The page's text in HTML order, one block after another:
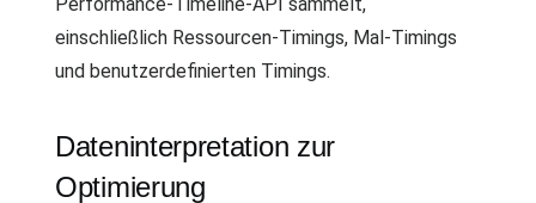
einschließlich Ressourcen-Timings, Mal-Timings
und benutzerdefinierten Timings.
Dateninterpretation zur
Optimierung